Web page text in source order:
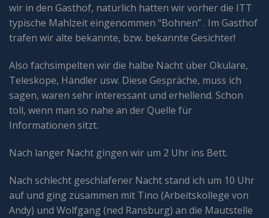
wir in den Gasthof, natürlich hatten wir vorher die ITT
typische Mahlzeit eingenommen “Bohnen” . Im Gasthof
trafen wir alte bekannte, bzw. bekannte Gesichter!
Also fachsimpelten wir die halbe Nacht über Okulare,
Teleskope, Händler usw. Diese Gespräche, muss ich
sagen, waren sehr interessant und erhellend. Schon
toll, wenn man so nahe an der Quelle für
Informationen sitzt.
Nach langer Nacht gingen wir um 2 Uhr ins Bett.
Nach schlecht geschlafener Nacht stand ich um 10 Uhr
auf und ging zusammen mit Tino (Arbeitskollege von
Andy) und Wolfgang (ned Ransburg) an die Mautstelle